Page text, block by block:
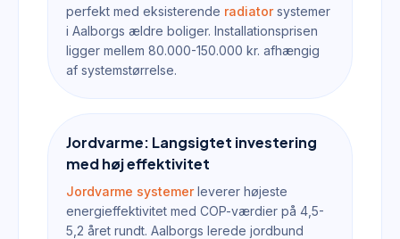
perfekt med eksisterende radiatorsystemer
i Aalborgs ældre boliger. Installationsprisen
ligger mellem 80.000-150.000 kr. afhængig
af systemstørrelse.
Jordvarme: Langsigtet investering
med høj effektivitet
Jordvarme systemerleverer højeste
energieffektivitet med COP-værdier på 4,5-
5,2 året rundt. Aalborgs lerede jordbund